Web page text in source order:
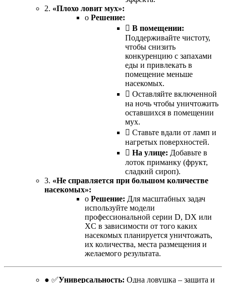
2. «Плохо ловит мух»:
o Решение:
 В помещении:
Поддерживайте чистоту,
чтобы снизить
конкуренцию с запахами
еды и привлекать в
помещение меньше
насекомых.
 Оставляйте включенной
на ночь чтобы уничтожить
оставшихся в помещении
мух.
 Ставьте вдали от ламп и
нагретых поверхностей.
 На улице: Добавьте в
лоток приманку (фрукт,
сладкий сироп).
3. «Не справляется при большом количестве
насекомых»:
o Решение: Для масштабных задач
используйте модели
профессиональной серии D, DX или
XC в зависимости от того каких
насекомых планируется уничтожать,
их количества, места размещения и
желаемого результата.
● ✅Универсальность: Одна ловушка – защита и